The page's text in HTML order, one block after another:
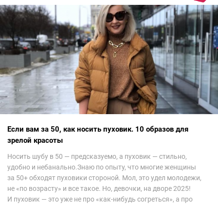
невероятно красиво.Все стереотипы, какие были у меня насчет
арабских дизайнеров, рассеялись как дым. А столько красоты
сегодня сложно увидеть на других известных неделях
мод.Самое интересное сейчас покажу ?
Если вам за 50, как носить пуховик. 10 образов для
зрелой красоты
Носить шубу в 50 — предсказуемо, а пуховик — стильно,
удобно и небанально.Знаю по опыту, что многие женщины
за 50+ обходят пуховики стороной. Мол, это удел молодежи,
не «по возрасту» и все такое. Но, девочки, на дворе 2025!
И пуховик — это уже не про «как-нибудь согреться», а про